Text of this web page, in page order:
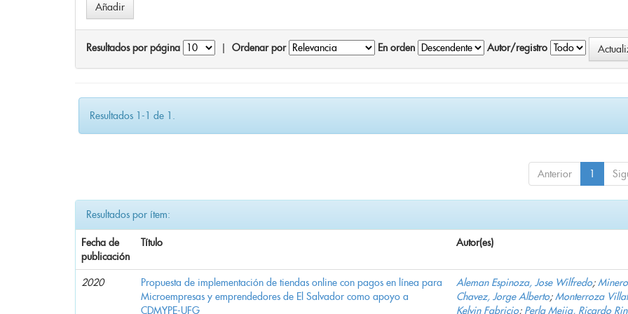
Resultados por página Ordenar por En orden Autor/registro
Resultados 1-1 de 1.
Anterior 1
Resultados por ítem:
Fecha de
publicación
Título Autor(es)
2020
Propuesta de implementación de tiendas online con pagos en línea para
Microempresas y emprendedores de El Salvador como apoyo a
CDMYPE-UFG
Aleman Espinoza, Jose Wilfredo;Minero
Chavez, Jorge Alberto;Monterroza
Kelvin Fabricio; Perla Mejia, Ricardo